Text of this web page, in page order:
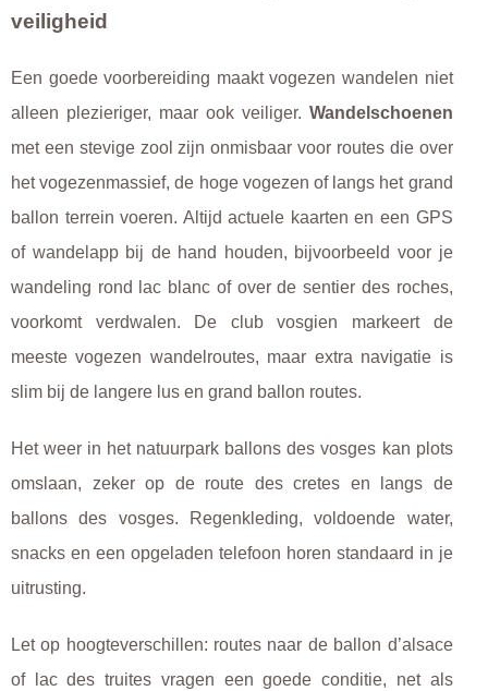
veiligheid
Een goede voorbereiding maakt vogezen wandelen niet
alleen plezieriger, maar ook veiliger. Wandelschoenen
met een stevige zool zijn onmisbaar voor routes die over
het vogezenmassief, de hoge vogezen of langs het grand
ballon terrein voeren. Altijd actuele kaarten en een GPS
of wandelapp bij de hand houden, bijvoorbeeld voor je
wandeling rond lac blanc of over de sentier des roches,
voorkomt verdwalen. De club vosgien markeert de
meeste vogezen wandelroutes, maar extra navigatie is
slim bij de langere lus en grand ballon routes.
Het weer in het natuurpark ballons des vosges kan plots
omslaan, zeker op de route des cretes en langs de
ballons des vosges. Regenkleding, voldoende water,
snacks en een opgeladen telefoon horen standaard in je
uitrusting.
Let op hoogteverschillen: routes naar de ballon d’alsace
of lac des truites vragen een goede conditie, net als